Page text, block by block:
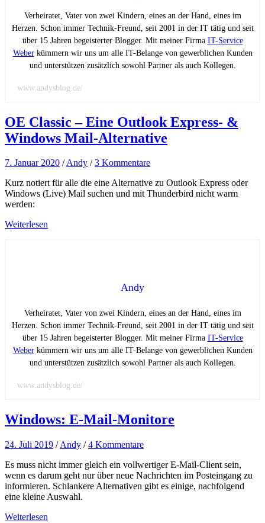
Verheiratet, Vater von zwei Kindern, eines an der Hand, eines im
Herzen. Schon immer Technik-Freund, seit 2001 in der IT tätig und seit
über 15 Jahren begeisterter Blogger. Mit meiner Firma IT-Service
Weberkümmern wir uns um alle IT-Belange von gewerblichen Kunden
und unterstützen zusätzlich sowohl Partner als auch Kollegen.
www.andysblog.de/
OE Classic – Eine Outlook Express- &
Windows Mail-Alternative
7. Januar 2020 /Andy /3 Kommentare
Kurz notiert für alle die eine Alternative zu Outlook Express oder
Windows (Live) Mail suchen und mit Thunderbird nicht warm
werden:
Weiterlesen
Andy
Verheiratet, Vater von zwei Kindern, eines an der Hand, eines im
Herzen. Schon immer Technik-Freund, seit 2001 in der IT tätig und seit
über 15 Jahren begeisterter Blogger. Mit meiner Firma IT-Service
Weberkümmern wir uns um alle IT-Belange von gewerblichen Kunden
und unterstützen zusätzlich sowohl Partner als auch Kollegen.
www.andysblog.de/
Windows: E-Mail-Monitore
24. Juli 2019 /Andy /4 Kommentare
Es muss nicht immer gleich ein vollwertiger E-Mail-Client sein,
wenn es darum geht nur über neue Nachrichten im Posteingang zu
informieren. Schlankere Alternativen gibt es einige, nachfolgend
eine kleine Auswahl.
Weiterlesen